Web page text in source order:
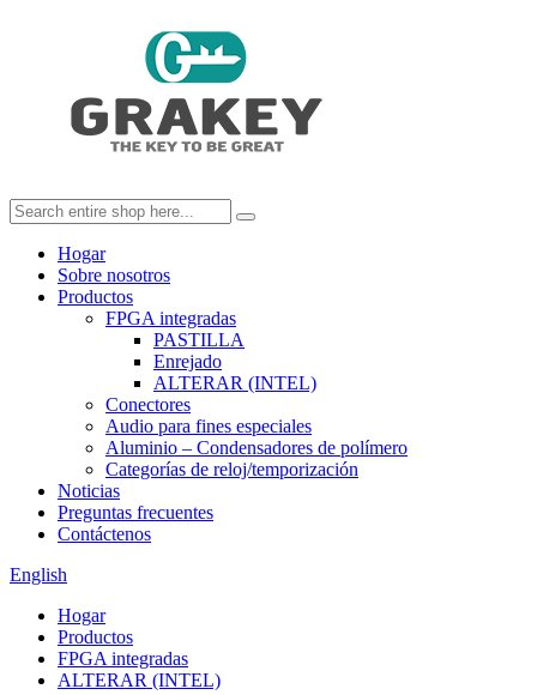
Hogar
Sobre nosotros
Productos
FPGA integradas
PASTILLA
Enrejado
ALTERAR (INTEL)
Conectores
Audio para fines especiales
Aluminio – Condensadores de polímero
Categorías de reloj/temporización
Noticias
Preguntas frecuentes
Contáctenos
English
Hogar
Productos
FPGA integradas
ALTERAR (INTEL)